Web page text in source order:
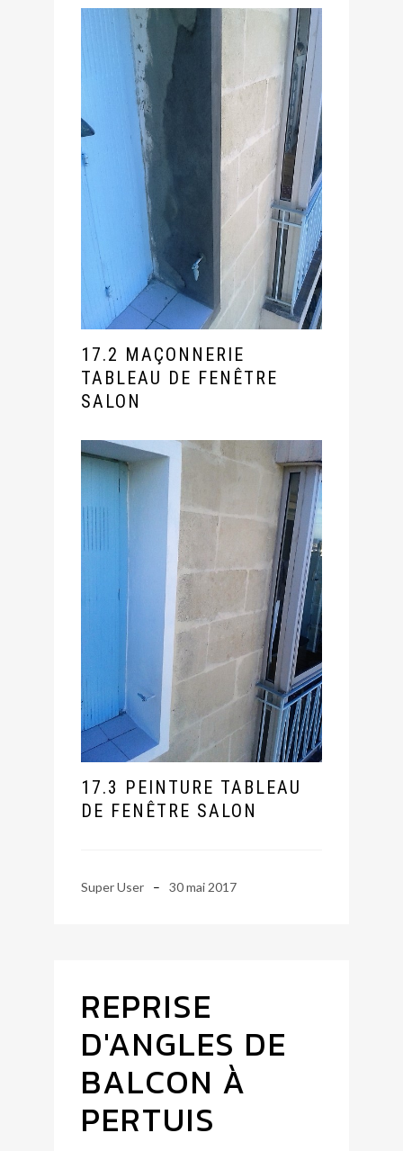
17.2 MAÇONNERIE
TABLEAU DE FENÊTRE
SALON
17.3 PEINTURE TABLEAU
DE FENÊTRE SALON
Super User 30 mai 2017
REPRISE
D'ANGLES DE
BALCON À
PERTUIS